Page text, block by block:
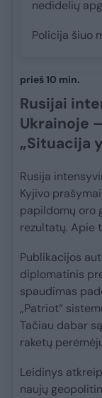
nedidelių
Policija šiuo
prieš 10 min.
Rusijai
Ukrainoje
„Situacija
Rusija
Kyjivo
papildomų oro
rezultatų. Apie
Publikacijos
diplomatinis
spaudimas
„Patriot“
Tačiau dabar
raketų
Leidinys
naujų